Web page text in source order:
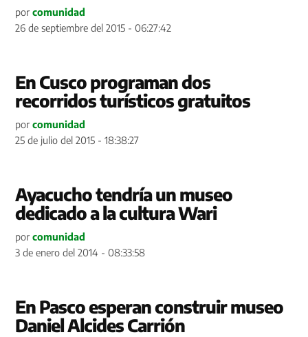
por comunidad
26 de septiembre del 2015 - 06:27:42
En Cusco programan dos
recorridos turísticos gratuitos
por comunidad
25 de julio del 2015 - 18:38:27
Ayacucho tendría un museo
dedicado a la cultura Wari
por comunidad
3 de enero del 2014 - 08:33:58
En Pasco esperan construir museo
Daniel Alcides Carrión